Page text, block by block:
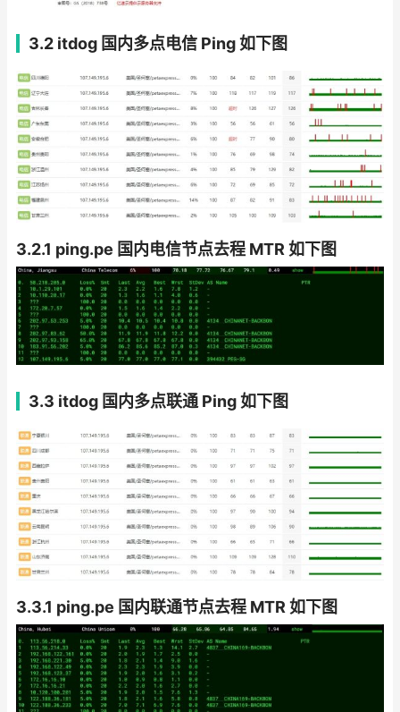
3.2 itdog 国内多点电信 Ping如下图
3.2.1 ping.pe 国内电信节点去程 MTR 如下图
3.3 itdog 国内多点联通 Ping 如下图
3.3.1 ping.pe 国内联通节点去程 MTR 如下图